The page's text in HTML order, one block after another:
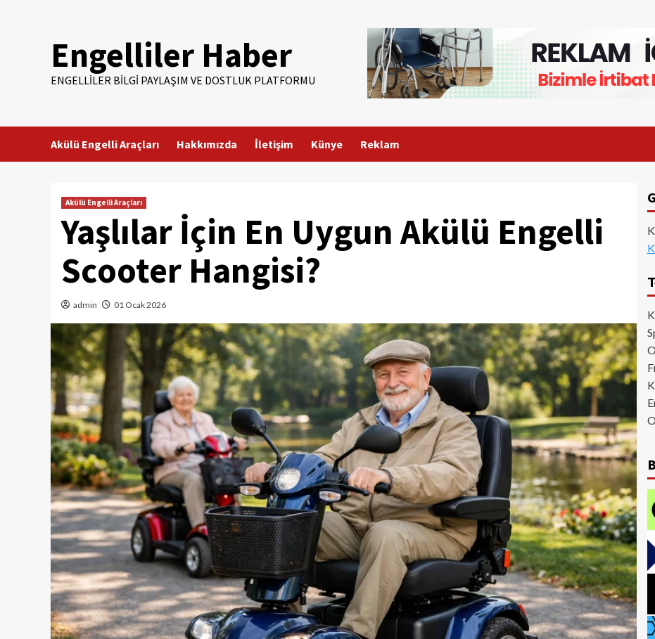
Engelliler Haber
ENGELLILER BILGI PAYLAŞIM VE DOSTLUK PLATFORMU
Akülü Engelli Araçları Hakkımızda İletişim Künye Reklam
Akülü Engelli Araçları
Yaşlılar İçin En Uygun Akülü Engelli
Scooter Hangisi?
admin 01 Ocak 2026